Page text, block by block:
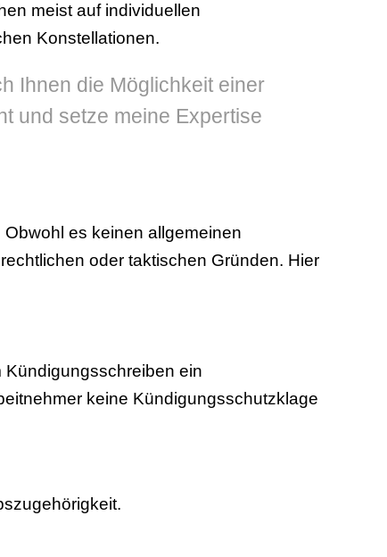
meist auf individuellen
Konstellationen.
Ihnen die Möglichkeit einer
und setze meine Expertise
es keinen allgemeinen
oder taktischen Gründen. Hier
Kündigungsschreiben ein
keine Kündigungsschutzklage